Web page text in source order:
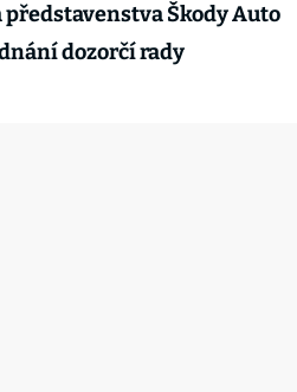
představenstva Škody Auto
dozorčí rady